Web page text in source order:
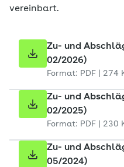
vereinbart.
Zu- und
02/2026)
Format: PDF | 274
Zu- und
02/2025)
Format: PDF | 230
Zu- und
05/2024)